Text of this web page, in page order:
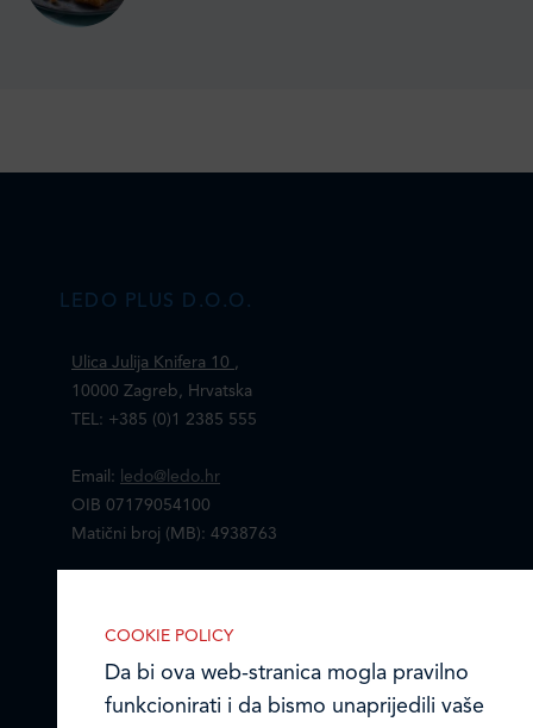
LEDO PLUS D.O.O.
Ulica Julija Knifera 10 ,
10000 Zagreb, Hrvatska
TEL: +385 (0)1 2385 555
Email:
ledo@ledo.hr
OIB 07179054100
Matični broj (MB): 4938763
Ledo u inozemstvu
COOKIE POLICY
Da bi ova web-stranica mogla pravilno
funkcionirati i da bismo unaprijedili vaše